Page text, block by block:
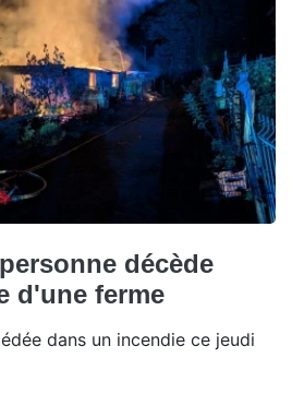
décède
d'une ferme
dans un incendie ce jeudi